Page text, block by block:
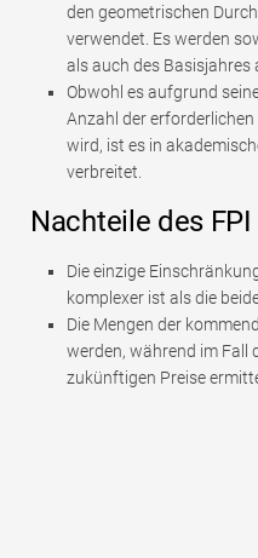
den geometrischen
verwendet. Es werden
als auch des Basisjahres
Obwohl es aufgrund
Anzahl der
wird, ist es in
verbreitet.
Nachteile des FPI
Die einzige
komplexer ist als die
Die Mengen der
werden, während im Fall
zukünftigen Preise